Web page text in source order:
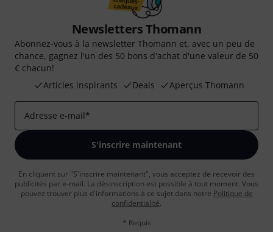
Newsletters Thomann
Abonnez-vous à la newsletter Thomann et, avec un peu de
chance, gagnez l'un des 50 bons d'achat d'une valeur de 50
€ chacun!
Articles inspirants
Deals Aperçus Thomann
Adresse e-mail*
S'inscrire maintenant
En cliquant sur "S'inscrire maintenant", vous acceptez de recevoir des
publicités par e-mail. La désinscription est possible à tout moment. Vous
pouvez trouver plus d'informations à ce sujet dans notre Politique de
confidentialité.
* Requis